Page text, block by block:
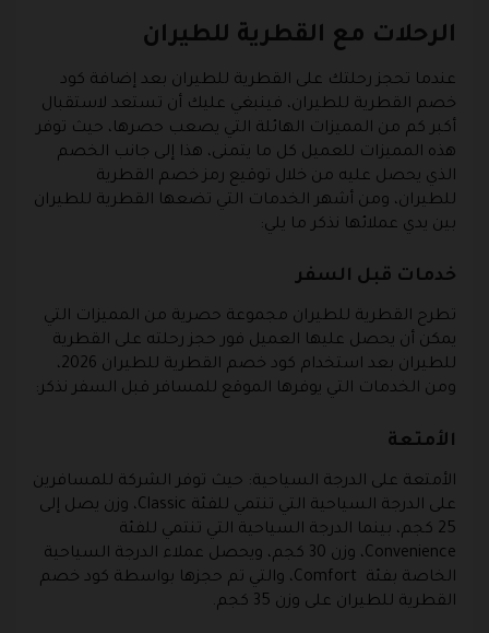
الرحلات مع القطرية للطيران
عندما تحجز رحلتك على القطرية للطيران بعد إضافة كود
خصم القطرية للطيران، فينبغي عليك أن تستعد لاستقبال
أكبر كم من المميزات الهائلة التي يصعب حصرها، حيث توفر
هذه المميزات للعميل كل ما يتمنى، هذا إلى جانب الخصم
الذي يحصل عليه من خلال توقيع رمز خصم القطرية
للطيران، ومن أشهر الخدمات التي تضعها القطرية للطيران
بين يدي عملائها نذكر ما يلي:
خدمات قبل السفر
تطرح القطرية للطيران مجموعة حصرية من المميزات التي
يمكن أن يحصل عليها العميل فور حجز رحلته على القطرية
للطيران بعد استخدام كود خصم القطرية للطيران 2026،
ومن الخدمات التي يوفرها الموقع للمسافر قبل السفر نذكر:
الأمتعة
الأمتعة على الدرجة السياحية: حيث توفر الشركة للمسافرين
على الدرجة السياحية التي تنتمي للفئة Classic، وزن يصل إلى
25 كجم، بينما الدرجة السياحية التي تنتمي للفئة
Convenience، وزن 30 كجم، ويحصل عملاء الدرجة السياحية
الخاصة بفئة Comfort، والتي تم حجزها بواسطة كود خصم
القطرية للطيران على وزن 35 كجم.